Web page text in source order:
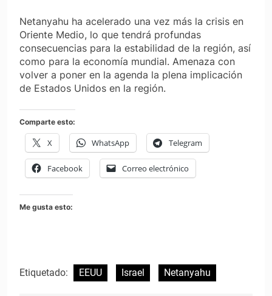
Netanyahu ha acelerado una vez más la crisis en
Oriente Medio, lo que tendrá profundas
consecuencias para la estabilidad de la región, así
como para la economía mundial. Amenaza con
volver a poner en la agenda la plena implicación
de Estados Unidos en la región.
Comparte esto:
X WhatsApp Telegram
Facebook Correo electrónico
Me gusta esto:
Etiquetado: EEUU Israel Netanyahu